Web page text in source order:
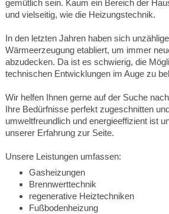
gemütlich sein. Kaum ein Bereich der
und vielseitig, wie die Heizungstechnik.
In den letzten Jahren haben sich
Wärmeerzeugung etabliert, um immer
abzudecken. Da ist es schwierig, die
technischen Entwicklungen im Auge zu
Wir helfen Ihnen gerne auf der Suche
Ihre Bedürfnisse perfekt zugeschnitten
umweltfreundlich und energieeffizient ist
unserer Erfahrung zur Seite.
Unsere Leistungen umfassen:
Gasheizungen
Brennwerttechnik
regenerative Heiztechniken
Fußbodenheizung